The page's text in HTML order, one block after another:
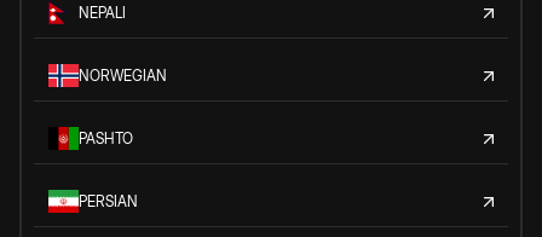
NEPALI
NORWEGIAN
PASHTO
PERSIAN